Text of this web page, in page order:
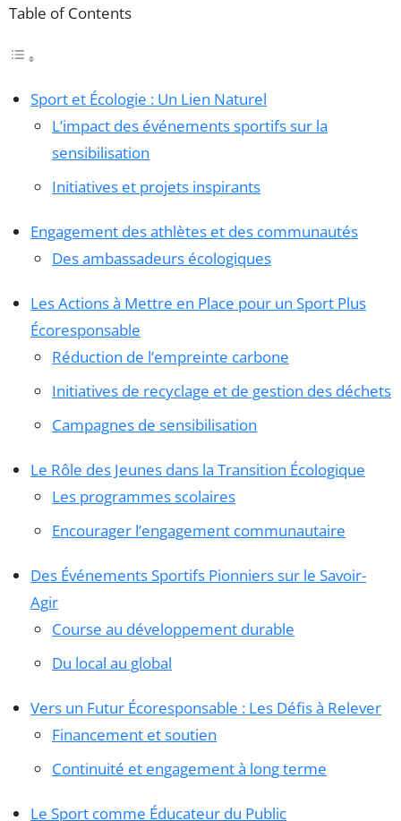
Table of Contents
Sport et Écologie : Un Lien Naturel
L’impact des événements sportifs sur la
sensibilisation
Initiatives et projets inspirants
Engagement des athlètes et des communautés
Des ambassadeurs écologiques
Les Actions à Mettre en Place pour un Sport Plus
Écoresponsable
Réduction de l’empreinte carbone
Initiatives de recyclage et de gestion des déchets
Campagnes de sensibilisation
Le Rôle des Jeunes dans la Transition Écologique
Les programmes scolaires
Encourager l’engagement communautaire
Des Événements Sportifs Pionniers sur le Savoir-
Agir
Course au développement durable
Du local au global
Vers un Futur Écoresponsable : Les Défis à Relever
Financement et soutien
Continuité et engagement à long terme
Le Sport comme Éducateur du Public